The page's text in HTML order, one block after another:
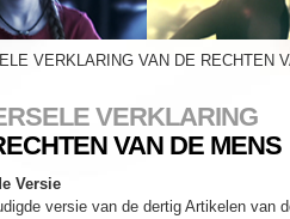
VERKLARING VAN DE RECHTEN
VERKLARING
VAN DE MENS
Versie
versie van de dertig Artikelen van